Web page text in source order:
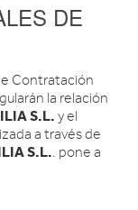
DE
Contratación
la relación
S.L. y el
a través de
S.L.. pone a